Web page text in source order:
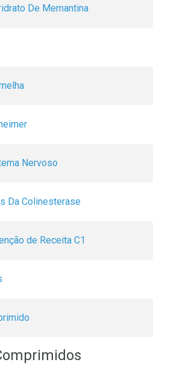
De Memantina
Nervoso
Da Colinesterase
de Receita C1